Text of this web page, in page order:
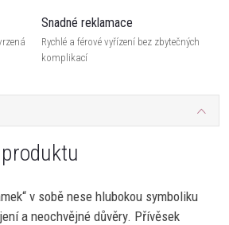
Snadné reklamace
Rychlé a férové vyřízení bez zbytečných
komplikací
v sobě nese hlubokou symboliku
a neochvějné důvěry. Přívěsek